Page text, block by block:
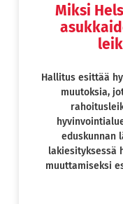
Miksi
Hallitus esittää
muutoksia,
eduskunnan
lakiesityksessä
muuttamiseksi